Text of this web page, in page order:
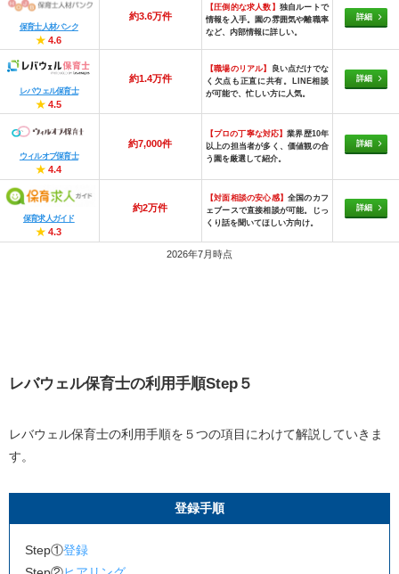
保育士人材バンク
★ 4.6
約3.6万件
【圧倒的な求人数】 独自ルートで
情報を入手。園の雰囲気や離職率
など、内部情報に詳しい。
詳細
レバウェル保育士
★ 4.5
約1.4万件
【職場のリアル】
良い点だけでな
く欠点も正直に共有。LINE相談
が可能で、忙しい方に人気。
詳細
ウィルオブ保育士
★ 4.4
約7,000件
【プロの丁寧な対応】業界歴10年
以上の担当者が多く、価値観の合
う園を厳選して紹介。
詳細
保育求人ガイド
★ 4.3
約2万件
【対面相談の安心感】全国のカフ
ェブースで直接相談が可能。じっ
くり話を聞いてほしい方向け。
詳細
2026年7月時点
レバウェル保育士の利用手順Step５
レバウェル保育士の利用手順を５つの項目にわけて解説していきま
す。
登録手順
Step①登録